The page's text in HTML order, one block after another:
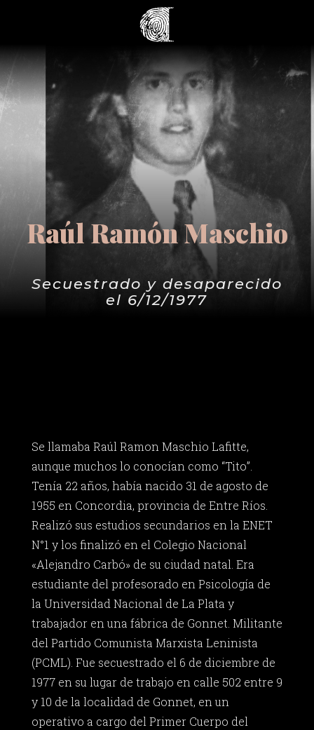
Raúl Ramón Maschio
Secuestrado y desaparecido
el 6/12/1977
Se llamaba Raúl Ramon Maschio Lafitte,
aunque muchos lo conocían como “Tito”.
Tenía 22 años, había nacido 31 de agosto de
1955 en Concordia, provincia de Entre Ríos.
Realizó sus estudios secundarios en la ENET
N°1 y los finalizó en el Colegio Nacional
«Alejandro Carbó» de su ciudad natal. Era
estudiante del profesorado en Psicología de
la Universidad Nacional de La Plata y
trabajador en una fábrica de Gonnet. Militante
del Partido Comunista Marxista Leninista
(PCML). Fue secuestrado el 6 de diciembre de
1977 en su lugar de trabajo en calle 502 entre 9
y 10 de la localidad de Gonnet, en un
operativo a cargo del Primer Cuerpo del